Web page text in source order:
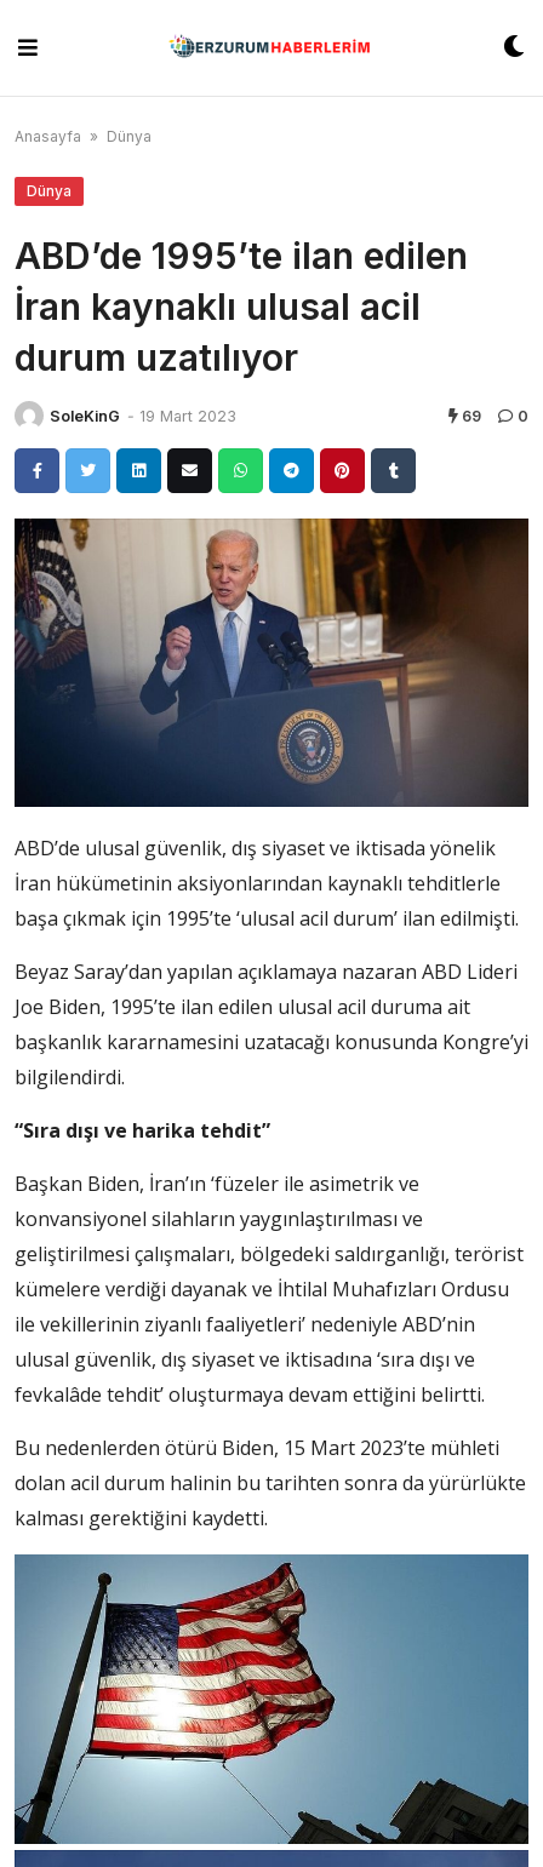
content
Anasayfa » Dünya
Dünya
ABD’de 1995’te ilan edilen
İran kaynaklı ulusal acil
durum uzatılıyor
SoleKinG - 19 Mart 2023 69 0
ABD’de ulusal güvenlik, dış siyaset ve iktisada yönelik
İran hükümetinin aksiyonlarından kaynaklı tehditlerle
başa çıkmak için 1995’te ‘ulusal acil durum’ ilan edilmişti.
Beyaz Saray’dan yapılan açıklamaya nazaran ABD Lideri
Joe Biden, 1995’te ilan edilen ulusal acil duruma ait
başkanlık kararnamesini uzatacağı konusunda Kongre’yi
bilgilendirdi.
“Sıra dışı ve harika tehdit”
Başkan Biden, İran’ın ‘füzeler ile asimetrik ve
konvansiyonel silahların yaygınlaştırılması ve
geliştirilmesi çalışmaları, bölgedeki saldırganlığı, terörist
kümelere verdiği dayanak ve İhtilal Muhafızları Ordusu
ile vekillerinin ziyanlı faaliyetleri’ nedeniyle ABD’nin
ulusal güvenlik, dış siyaset ve iktisadına ‘sıra dışı ve
fevkalâde tehdit’ oluşturmaya devam ettiğini belirtti.
Bu nedenlerden ötürü Biden, 15 Mart 2023’te mühleti
dolan acil durum halinin bu tarihten sonra da yürürlükte
kalması gerektiğini kaydetti.